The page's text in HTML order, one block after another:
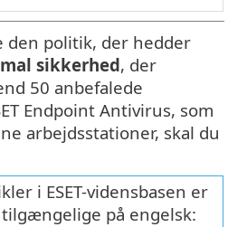
den politik, der hedder
sikkerhed, der
50 anbefalede
Endpoint Antivirus, som
arbejdsstationer, skal du
i ESET-vidensbasen er
på engelsk: